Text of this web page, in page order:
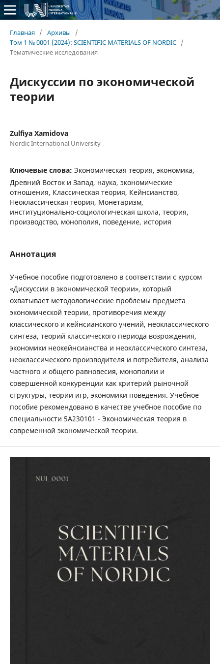
Главная / Архивы
/
Том 1 № 0001 (2024): SCIENTIFIC MATERIALS OF NORDIC /
Тематические исследования
Дискуссии по экономической
теории
Zulfiya Xamidova
Nordic International University
Ключевые слова: Экономическая теория, экономика,
Древний Восток и Запад, наука, экономические
отношения, Классическая теория, Кейнсианство,
Неоклассическая теория, Монетаризм,
институционально-социологическая школа, теория,
производство, монополия, поведение, история
Аннотация
Учебное пособие подготовлено в соответствии с курсом
«Дискуссии в экономической теории», который
охватывает методологические проблемы предмета
экономической теории, противоречия между
классического и кейнсианского учений, неоклассического
синтеза, теорий классического периода возрождения,
экономики неокейнсианства и неоклассического синтеза,
неоклассического производителя и потребителя, анализа
частного и общего равновесия, монополии и
совершенной конкуренции как критерий рыночной
структуры, теории игр, экономики поведения. Учебное
пособие рекомендовано в качестве учебное пособие по
специальности 5А230101 - Экономическая теория в
современной экономической теории.